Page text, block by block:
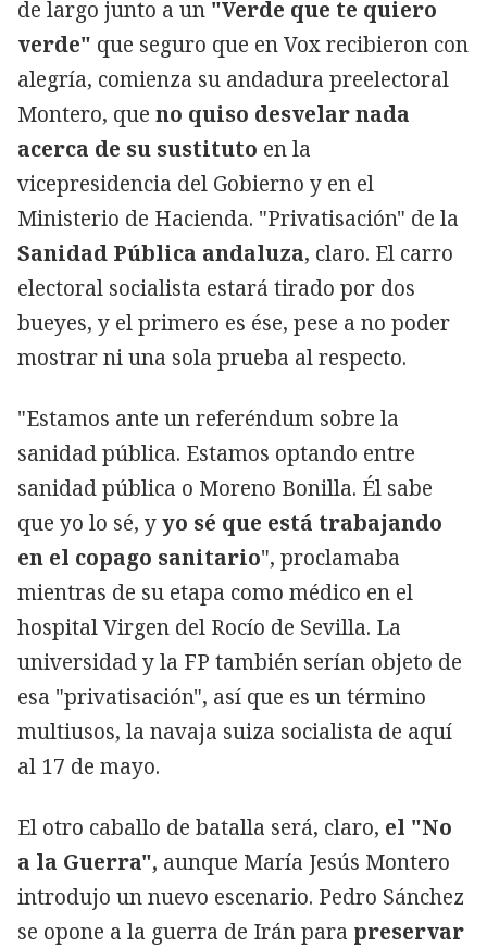
de largo junto a un "Verde que te quiero
verde" que seguro que en Vox recibieron con
alegría, comienza su andadura preelectoral
Montero, que no quiso desvelar nada
acerca de su sustituto en la
vicepresidencia del Gobierno y en el
Ministerio de Hacienda. "Privatisación" de la
Sanidad Pública andaluza, claro. El carro
electoral socialista estará tirado por dos
bueyes, y el primero es ése, pese a no poder
mostrar ni una sola prueba al respecto.
"Estamos ante un referéndum sobre la
sanidad pública. Estamos optando entre
sanidad pública o Moreno Bonilla. Él sabe
que yo lo sé, yyo sé que está trabajando
en el copago sanitario", proclamaba
mientras de su etapa como médico en el
hospital Virgen del Rocío de Sevilla. La
universidad y la FP también serían objeto de
esa "privatisación", así que es un término
multiusos, la navaja suiza socialista de aquí
al 17 de mayo.
El otro caballo de batalla será, claro, el "No
a la Guerra", aunque María Jesús Montero
introdujo un nuevo escenario. Pedro Sánchez
se opone a la guerra de Irán para preservar